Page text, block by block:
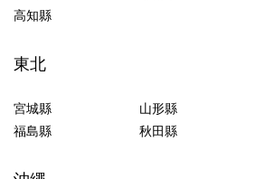
高知縣
東北
宮城縣 山形縣
福島縣
秋田縣